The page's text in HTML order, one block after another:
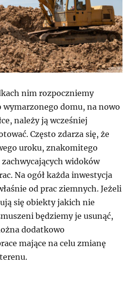
nim rozpoczniemy
wymarzonego domu, na nowo
należy ją wcześniej
Często zdarza się, że
uroku, znakomitego
widoków
Na ogół każda inwestycja
od prac ziemnych. Jeżeli
się obiekty jakich nie
będziemy je usunąć,
dodatkowo
mające na celu zmianę